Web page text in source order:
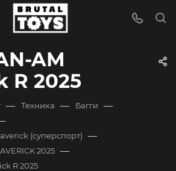
AM
R 2025
— Техника — Багги —
(суперспорт) —
2025 —
R 2025